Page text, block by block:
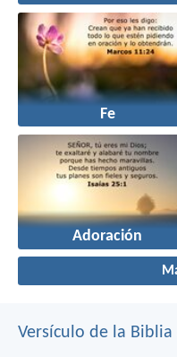
Fe
Adoración
Versículo de la